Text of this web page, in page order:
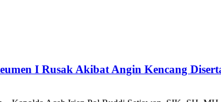
I Rusak Akibat Angin Kencang